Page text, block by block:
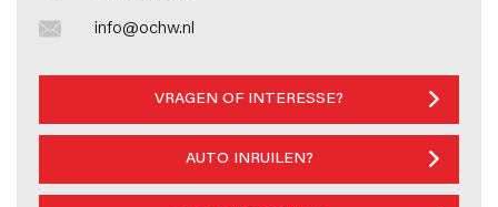
info@ochw.nl
VRAGEN OF INTERESSE?
AUTO INRUILEN?